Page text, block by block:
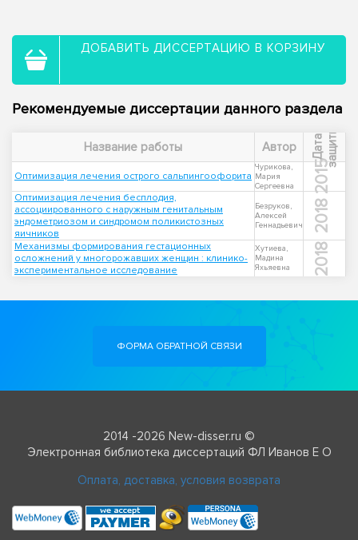
ДОБАВИТЬ ДИССЕРТАЦИЮ В КОРЗИНУ
Рекомендуемые диссертации данного раздела
Название работы Автор Д
а
т
а
з
а
щ
и
ты
Оптимизация лечения острого сальпингоофорита
Чурикова,
Мария
Сергеевна
2015
Оптимизация лечения бесплодия,
ассоциированного с наружным генитальным
эндометриозом и синдромом поликистозных
яичников
Безруков,
Алексей
Геннадьевич
2018
Механизмы формирования гестационных
осложнений у многорожавших женщин : клинико-
экспериментальное исследование
Хутиева,
Мадина
Яхьяевна
2018
ФОРМА ОБРАТНОЙ СВЯЗИ
2014 -2026 New-disser.ru ©
Электронная библиотека диссертаций ФЛ Иванов Е О
Оплата, доставка, условия возврата